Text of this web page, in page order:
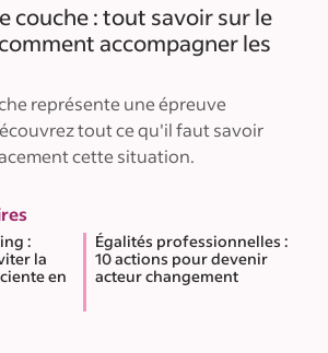
couche : tout savoir sur le
accompagner les
représente une épreuve
tout ce qu'il faut savoir
cette situation.
:
la
en
Égalités professionnelles :
10 actions pour devenir
acteur changement